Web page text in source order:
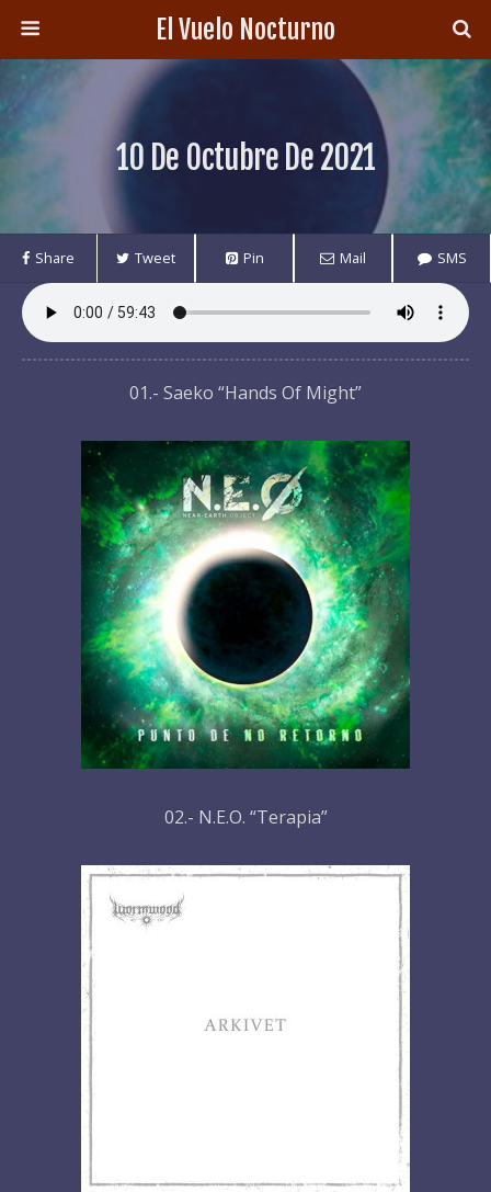
El Vuelo Nocturno
10 De Octubre De 2021
Share Tweet Pin Mail SMS
01.- Saeko “Hands Of Might”
02.- N.E.O. “Terapia”